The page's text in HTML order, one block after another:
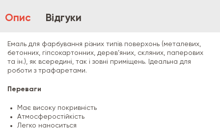
Опис Відгуки
Емаль для фарбування різних типів поверхонь (металевих,
бетонних, гіпсокартонних, дерев’яних, скляних, паперових
та ін.), як всередині, так і зовні приміщень. Ідеальна для
роботи з трафаретами.
Переваги
Має високу покривність
Атмосферостійкість
Легко наноситься